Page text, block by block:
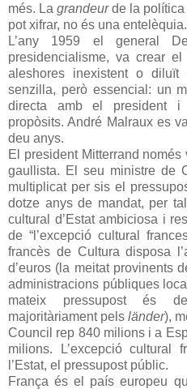
més. La grandeurde la política
pot xifrar, no és una entelèquia.
L’any 1959 el general
presidencialisme, va crear
aleshores inexistent o diluït
senzilla, però essencial: un
directa amb el president i
propòsits. André Malraux es
deu anys.
El president Mitterrand
gaullista. El seu ministre de
multiplicat per sis el
dotze anys de mandat, per
cultural d’Estat ambiciosa i
de “l’excepció cultural
francès de Cultura disposa
d’euros (la meitat provinents
administracions públiques
mateix pressupost és
majoritàriament pels länder),
Council rep 840 milions i a
milions. L’excepció
l’Estat, el pressupost públic.
França és el país europeu